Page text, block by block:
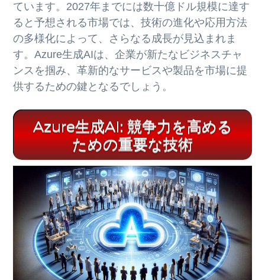
ています。2027年までには数十億ドル規模に達す
ると予想される市場では、技術の進化や応用方法
の多様化によって、さらなる成長が見込まれま
す。Azure生成AIは、企業が新たなビジネスチャ
ンスを掴み、革新的なサービスや製品を市場に提
供するための鍵となるでしょう。
Azure生成AI: 競争力を高める
ための重要な技術